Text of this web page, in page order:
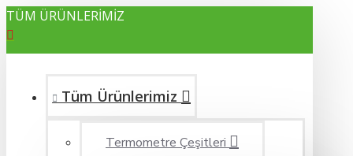
TÜM ÜRÜNLERİMİZ
Tüm Ürünlerimiz
Termometre Çeşitleri